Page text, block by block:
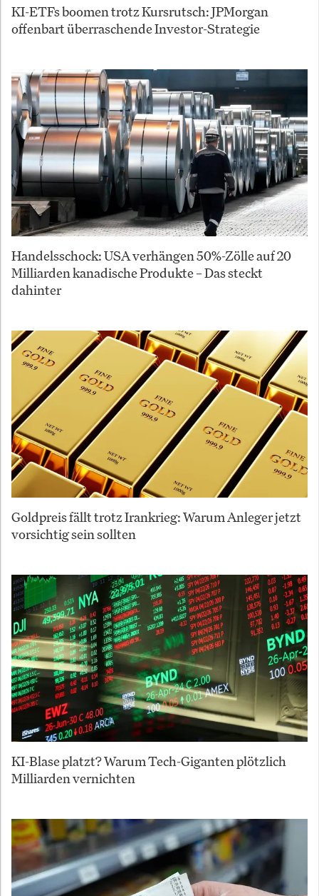
KI-ETFs boomen trotz Kursrutsch: JPMorgan
offenbart überraschende Investor-Strategie
Handelsschock: USA verhängen 50%-Zölle auf 20
Milliarden kanadische Produkte – Das steckt
dahinter
Goldpreis fällt trotz Irankrieg: Warum Anleger jetzt
vorsichtig sein sollten
KI-Blase platzt? Warum Tech-Giganten plötzlich
Milliarden vernichten